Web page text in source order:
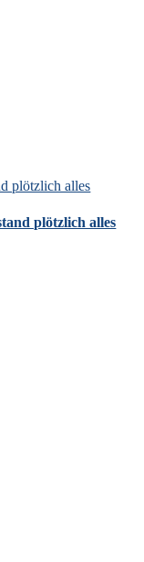
plötzlich alles
plötzlich alles